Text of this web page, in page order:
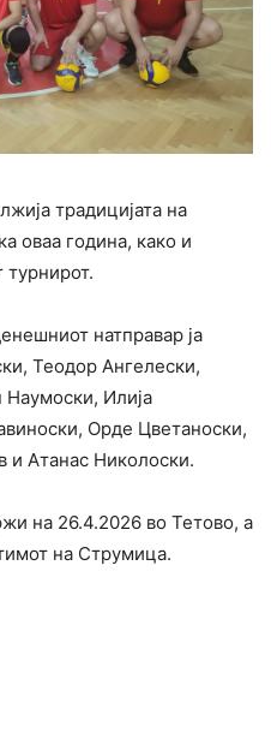
традицијата на
оваа година, како и
натправар ја
Теодор Ангелески,
Илија
Орде Цветаноски,
и Атанас Николоски.
на 26.4.2026 во Тетово, а
на Струмица.